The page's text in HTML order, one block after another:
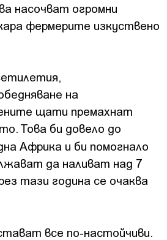
насочват огромни
фермерите изкуствено
на
щати премахнат
Това би довело до
Африка и би помогнало
да наливат над 7
тази година се очаква
все по-настойчиви.